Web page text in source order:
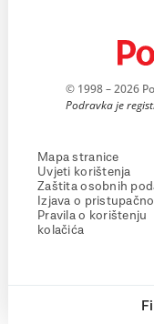
© 1998 – 2026
Podravka je
Mapa stranice
Uvjeti korištenja
Zaštita osobnih
Izjava o
Pravila o korištenju
kolačića